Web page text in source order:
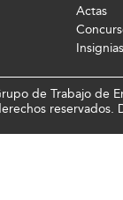
Actas
Insignias
de Trabajo de
reservados.